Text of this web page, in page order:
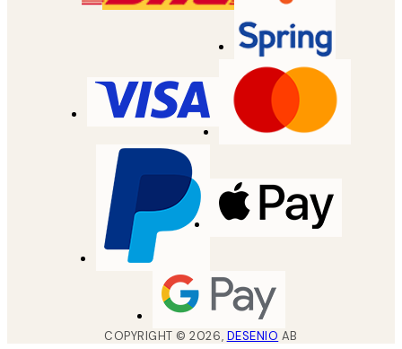
COPYRIGHT ©2026, DESENIO AB